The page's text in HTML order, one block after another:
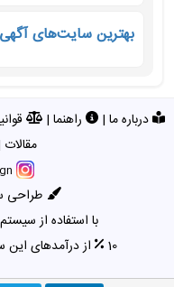
بهترین سایت‌های
درباره ما | راهنما |
مقالات
طراحی
با استفاده از
10
از درآمدهای